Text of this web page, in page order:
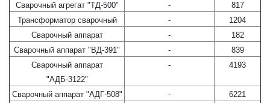
Сварочный агрегат "ТД-500"
-
817
Трансформатор сварочный
-
1204
Сварочный аппарат
-
182
Сварочный аппарат "ВД-391"
-
839
Сварочный аппарат
"АДБ-3122"
- 4193
Сварочный аппарат "АДГ-508" -
6221